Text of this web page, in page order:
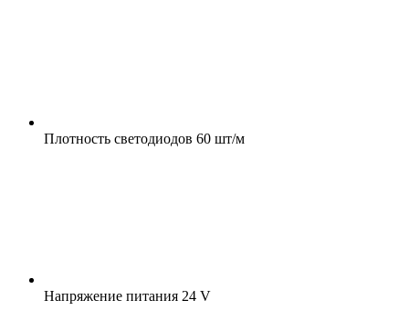
Плотность светодиодов 60 шт/м
Напряжение питания 24 V